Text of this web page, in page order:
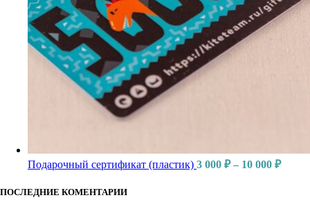
Подарочный сертификат (пластик) 3 000 ₽ – 10 000 ₽
ПОСЛЕДНИЕ КОМЕНТАРИИ